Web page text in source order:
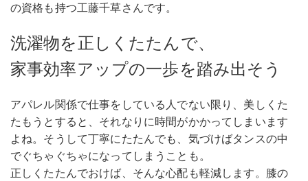
の資格も持つ工藤千草さんです。
洗濯物を正しくたたんで、
家事効率アップの一歩を踏み出そう
アパレル関係で仕事をしている人でない限り、美しくた
たもうとすると、それなりに時間がかかってしまいます
よね。そうして丁寧にたたんでも、気づけばタンスの中
でぐちゃぐちゃになってしまうことも。
正しくたたんでおけば、そんな心配も軽減します。膝の